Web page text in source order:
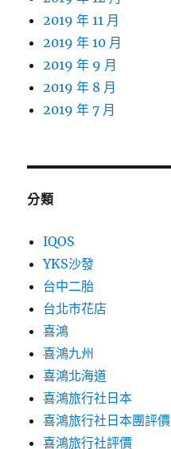
2019 年 11 月
2019 年 10 月
2019 年 9 月
2019 年 8 月
2019 年 7 月
分類
IQOS
YKS沙發
台中二胎
台北市花店
喜鴻
喜鴻九州
喜鴻北海道
喜鴻旅行社日本
喜鴻旅行社日本團評價
喜鴻旅行社評價